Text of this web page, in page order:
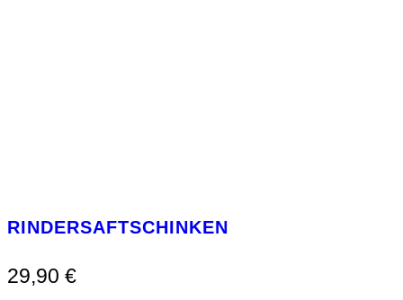
RINDERSAFTSCHINKEN
29,90 €